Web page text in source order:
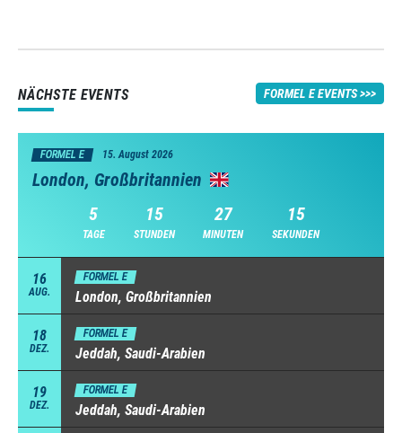
NÄCHSTE EVENTS FORMEL E EVENTS
FORMEL E 15. August 2026
London, Großbritannien
5
TAGE
15
STUNDEN
27
MINUTEN
14
SEKUNDEN
16
AUG.
FORMEL E
London, Großbritannien
18
DEZ.
FORMEL E
Jeddah, Saudi-Arabien
19
DEZ.
FORMEL E
Jeddah, Saudi-Arabien